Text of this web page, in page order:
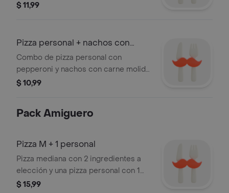
$ 11,99
Pizza personal + nachos con
carne molida
Combo de pizza personal con
pepperoni y nachos con carne molida,
jalapeños y crema agria. Incluye
$ 10,99
Pack Amiguero
Pizza M + 1 personal
Pizza mediana con 2 ingredientes a
elección y una pizza personal con 1
ingrediente. Ideal para compartir.
$ 15,99